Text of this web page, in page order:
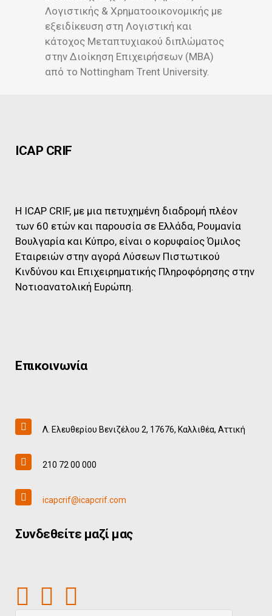
Λογιστικής & Χρηματοοικονομικής με
εξειδίκευση στη Λογιστική και
κάτοχος Μεταπτυχιακού διπλώματος
στην Διοίκηση Επιχειρήσεων (MBA)
από το Nottingham Trent University.
ICAP CRIF
Η ICAP CRIF, με μια πετυχημένη διαδρομή πλέον
των 60 ετών και παρουσία σε Ελλάδα, Ρουμανία
Βουλγαρία και Κύπρο, είναι ο κορυφαίος Όμιλος
Εταιρειών στην αγορά Λύσεων Πιστωτικού
Κινδύνου και Επιχειρηματικής Πληροφόρησης στην
Νοτιοανατολική Ευρώπη.
Επικοινωνία
Λ. Ελευθερίου Βενιζέλου 2, 17676, Καλλιθέα, Αττική
210 72 00 000
icapcrif@icapcrif.com
Συνδεθείτε μαζί μας